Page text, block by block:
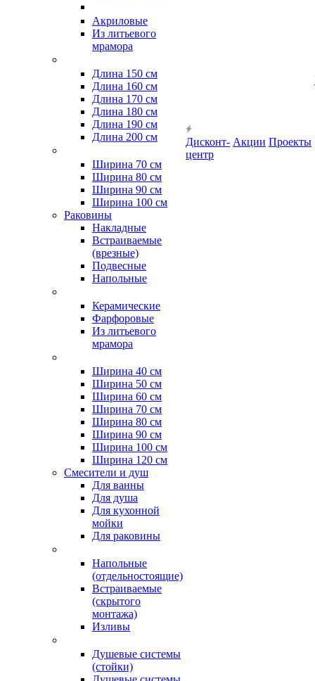
Акриловые
Из литьевого
мрамора
Длина 150 см
Длина 160 см
Длина 170 см
Длина 180 см
Длина 190 см
Длина 200 см
Ширина 70 см
Ширина 80 см
Ширина 90 см
Ширина 100 см
Раковины
Накладные
Встраиваемые
(врезные)
Подвесные
Напольные
Керамические
Фарфоровые
Из литьевого
мрамора
Ширина 40 см
Ширина 50 см
Ширина 60 см
Ширина 70 см
Ширина 80 см
Ширина 90 см
Ширина 100 см
Ширина 120 см
Смесители и душ
Для ванны
Для душа
Для кухонной
мойки
Для раковины
Напольные
(отдельностоящие)
Встраиваемые
(скрытого
монтажа)
Изливы
Душевые системы
(стойки)
Дисконт-
центр
Акции Проекты